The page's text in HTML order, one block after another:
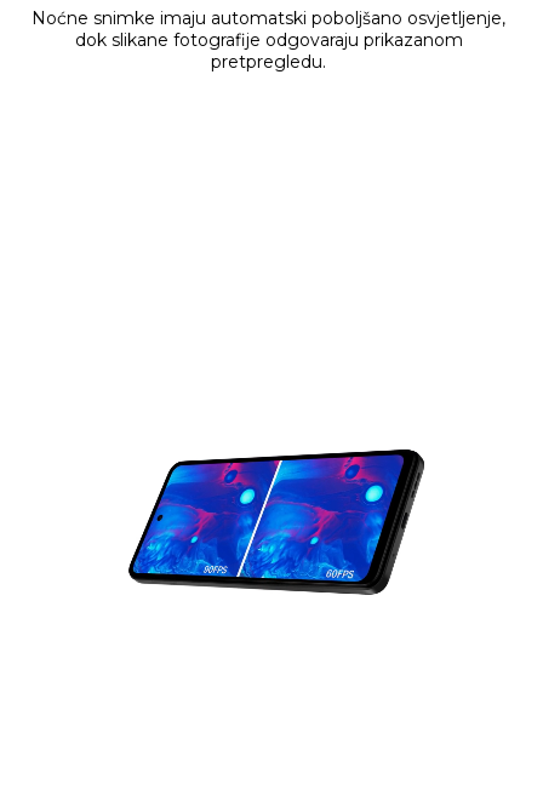
Noćne snimke imaju automatski poboljšano osvjetljenje,
dok slikane fotografije odgovaraju prikazanom
pretpregledu.